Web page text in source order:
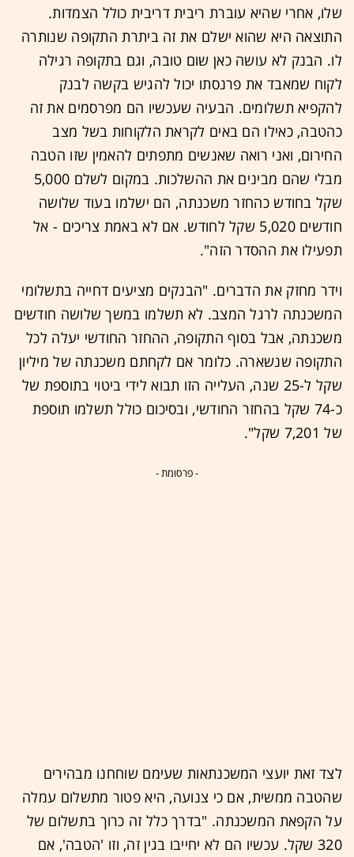
שלו, אחרי שהיא עוברת ריבית דריבית כולל הצמדות.
התוצאה היא שהוא ישלם את זה ביתרת התקופה שנותרה
לו. הבנק לא עושה כאן שום טובה, וגם בתקופה רגילה
לקוח שמאבד את פרנסתו יכול להגיש בקשה לבנק
להקפיא תשלומים. הבעיה שעכשיו הם מפרסמים את זה
כהטבה, כאילו הם באים לקראת הלקוחות בשל מצב
החירום, ואני רואה שאנשים מתפתים להאמין שזו הטבה
מבלי שהם מבינים את ההשלכות. במקום לשלם 5,000
שקל בחודש כהחזר משכנתה, הם ישלמו בעוד שלושה
חודשים 5,020 שקל לחודש. אם לא באמת צריכים - אל
תפעילו את ההסדר הזה".
וידר מחזק את הדברים. "הבנקים מציעים דחייה בתשלומי
המשכנתה לרגל המצב. לא תשלמו במשך שלושה חודשים
משכנתה, אבל בסוף התקופה, ההחזר החודשי יעלה לכל
התקופה שנשארה. כלומר אם לקחתם משכנתה של מיליון
שקל ל-25 שנה, העלייה הזו תבוא לידי ביטוי בתוספת של
כ-74 שקל בהחזר החודשי, ובסיכום כולל תשלמו תוספת
של 7,201 שקל".
- פרסומת -
לצד זאת יועצי המשכנתאות שעימם שוחחנו מבהירים
שהטבה ממשית, אם כי צנועה, היא פטור מתשלום עמלה
על הקפאת המשכנתה. "בדרך כלל זה כרוך בתשלום של
320 שקל. עכשיו הם לא יחייבו בגין זה, וזו 'הטבה', אם